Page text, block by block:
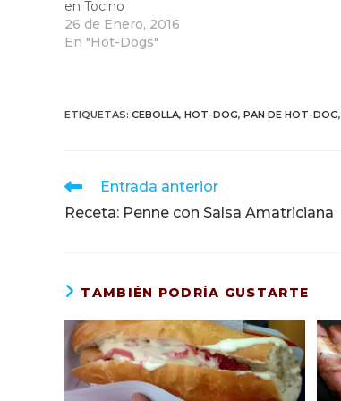
en Tocino
26 de Enero, 2016
En "Hot-Dogs"
ETIQUETAS: CEBOLLA, HOT-DOG, PAN DE HOT-DOG,
Leer
artículos
Entrada anterior
Receta: Penne con Salsa Amatriciana
TAMBIÉN PODRÍA GUSTARTE